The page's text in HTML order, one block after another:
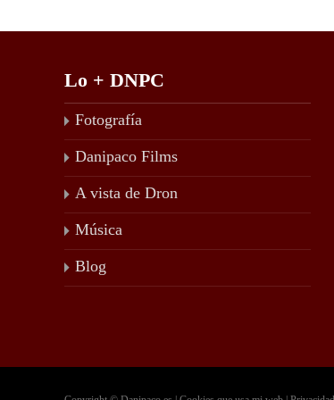
Lo + DNPC
Fotografía
Danipaco Films
A vista de Dron
Música
Blog